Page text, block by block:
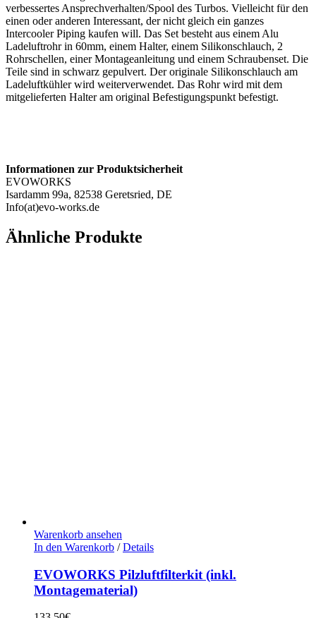
verbessertes Ansprechverhalten/Spool des Turbos. Vielleicht für den
einen oder anderen Interessant, der nicht gleich ein ganzes
Intercooler Piping kaufen will. Das Set besteht aus einem Alu
Ladeluftrohr in 60mm, einem Halter, einem Silikonschlauch, 2
Rohrschellen, einer Montageanleitung und einem Schraubenset. Die
Teile sind in schwarz gepulvert. Der originale Silikonschlauch am
Ladeluftkühler wird weiterverwendet. Das Rohr wird mit dem
mitgelieferten Halter am original Befestigungspunkt befestigt.
Informationen zur Produktsicherheit
EVOWORKS
Isardamm 99a, 82538 Geretsried, DE
Info(at)evo-works.de
Ähnliche Produkte
Warenkorb ansehen
In den Warenkorb / Details
EVOWORKS Pilzluftfilterkit (inkl.
Montagematerial)